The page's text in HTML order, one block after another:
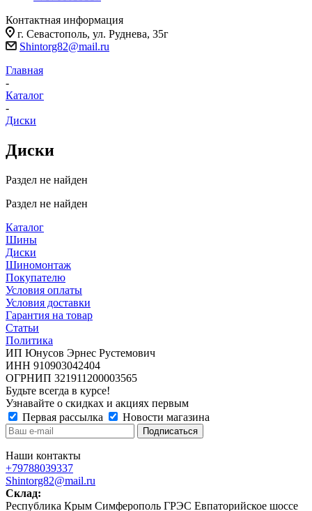
Контактная информация
г. Севастополь, ул. Руднева, 35г
Shintorg82@mail.ru
Главная
-
Каталог
-
Диски
Диски
Раздел не найден
Раздел не найден
Каталог
Шины
Диски
Шиномонтаж
Покупателю
Условия оплаты
Условия доставки
Гарантия на товар
Статьи
Политика
ИП Юнусов Эрнес Рустемович
ИНН 910903042404
ОГРНИП 321911200003565
Будьте всегда в курсе!
Узнавайте о скидках и акциях первым
Первая рассылка
Новости магазина
Наши контакты
+79788039337
Shintorg82@mail.ru
Склад:
Республика Крым Симферополь ГРЭС Евпаторийское шоссе